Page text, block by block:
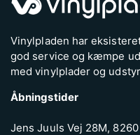
Vinylpladen har
god service og kæmpe
med vinylplader og
Åbningstider
Jens Juuls Vej 28M,